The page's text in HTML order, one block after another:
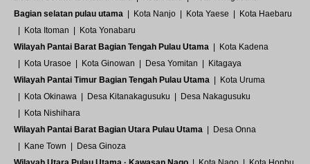
Bagian selatan pulau utama
Kota Nanjo Kota Yaese
Kota Haebaru
Kota Itoman
Kota Yonabaru
Wilayah Pantai Barat Bagian Tengah Pulau Utama
Kota Kadena
Kota Urasoe
Kota Ginowan Desa Yomitan
Kitagaya
Wilayah Pantai Timur Bagian Tengah Pulau Utama
Kota Uruma
Kota Okinawa
Desa Kitanakagusuku
Desa Nakagusuku
Kota Nishihara
Wilayah Pantai Barat Bagian Utara Pulau Utama
Desa Onna
Kane Town
Desa Ginoza